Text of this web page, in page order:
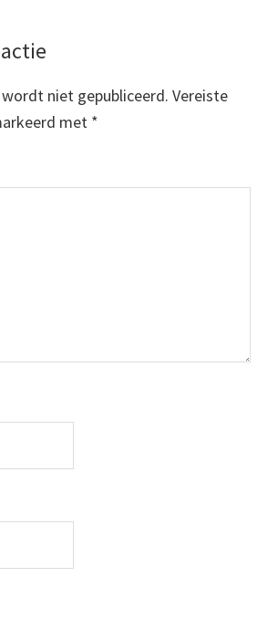
niet gepubliceerd. Vereiste
met *